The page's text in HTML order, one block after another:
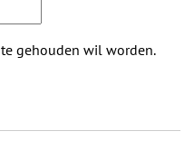
gehouden wil worden.